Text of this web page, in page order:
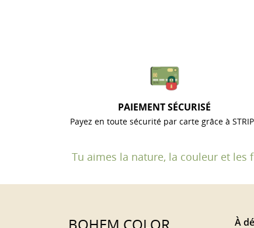
PAIEMENT SÉCURISÉ
Payez en toute sécurité par carte grâce à
Tu aimes la nature, la couleur et les
À